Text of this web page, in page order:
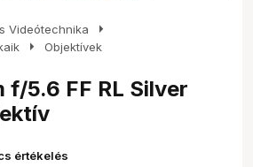
Videótechnika arrow_right
arrow_right Objektívek
f/5.6 FF RL Silver
értékelés